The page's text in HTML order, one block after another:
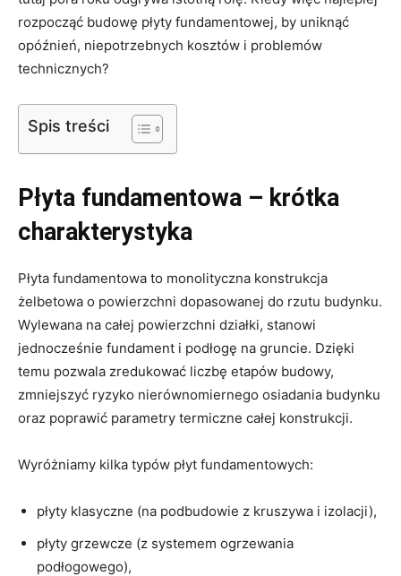
rozpocząć budowę płyty fundamentowej, by uniknąć
opóźnień, niepotrzebnych kosztów i problemów
technicznych?
Spis treści
Płyta fundamentowa – krótka
charakterystyka
Płyta fundamentowa to monolityczna konstrukcja
żelbetowa o powierzchni dopasowanej do rzutu budynku.
Wylewana na całej powierzchni działki, stanowi
jednocześnie fundament i podłogę na gruncie. Dzięki
temu pozwala zredukować liczbę etapów budowy,
zmniejszyć ryzyko nierównomiernego osiadania budynku
oraz poprawić parametry termiczne całej konstrukcji.
Wyróżniamy kilka typów płyt fundamentowych:
płyty klasyczne (na podbudowie z kruszywa i izolacji),
płyty grzewcze (z systemem ogrzewania
podłogowego),